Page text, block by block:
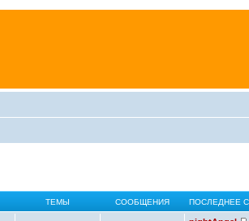
ТЕМЫ СООБЩЕНИЯ ПОСЛЕДНЕЕ